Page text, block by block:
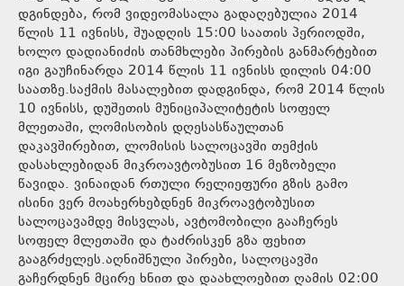
დგინდება, რომ ვიდეომასალა გადაღებულია 2014
წლის 11 ივნისს, შუადღის 15:00 საათის პერიოდში,
ხოლო დადიანიძის თანმხლები პირების განმარტებით
იგი გაუჩინარდა 2014 წლის 11 ივნისს დილის 04:00
საათზე.საქმის მასალებით დადგინდა, რომ 2014 წლის
10 ივნისს, დუშეთის მუნიციპალიტეტის სოფელ
მლეთაში, ლომისობის დღესასწაულთან
დაკავშირებით, ლომისის სალოცავში თემქის
დასახლებიდან მიკროავტობუსით 16 მეზობელი
წავიდა. ვინაიდან რთული რელიეფური გზის გამო
ისინი ვერ მოახერხებდნენ მიკროავტობუსით
სალოცავამდე მისვლას, ავტომობილი გააჩერეს
სოფელ მლეთაში და ტაძრისკენ გზა ფეხით
გააგრძელეს.აღნიშნული პირები, სალოცავში
გაჩერდნენ მცირე ხნით და დაახლოებით ღამის 02:00